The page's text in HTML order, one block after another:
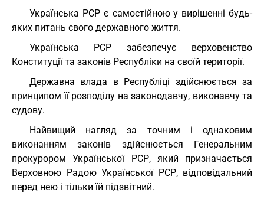
Українська РСР є самостійною у вирішенні будь-
яких питань свого державного життя.
Українська РСР забезпечує верховенство
Конституції та законів Республіки на своїй території.
Державна влада в Республіці здійснюється за
принципом її розподілу на законодавчу, виконавчу та
судову.
Найвищий нагляд за точним і однаковим
виконанням законів здійснюється Генеральним
прокурором Української РСР, який призначається
Верховною Радою Української РСР, відповідальний
перед нею і тільки їй підзвітний.